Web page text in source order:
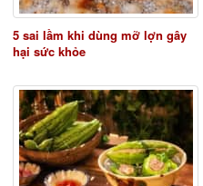
5 sai lầm khi dùng mỡ lợn gây
hại sức khỏe